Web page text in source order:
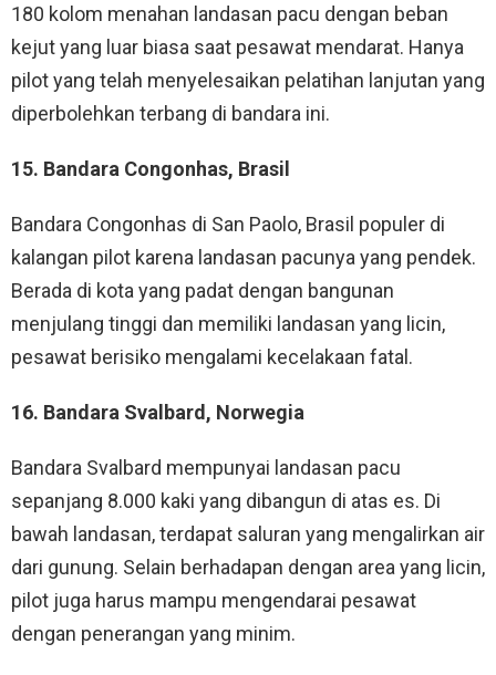
180 kolom menahan landasan pacu dengan beban
kejut yang luar biasa saat pesawat mendarat. Hanya
pilot yang telah menyelesaikan pelatihan lanjutan yang
diperbolehkan terbang di bandara ini.
15. Bandara Congonhas, Brasil
Bandara Congonhas di San Paolo, Brasil populer di
kalangan pilot karena landasan pacunya yang pendek.
Berada di kota yang padat dengan bangunan
menjulang tinggi dan memiliki landasan yang licin,
pesawat berisiko mengalami kecelakaan fatal.
16. Bandara Svalbard, Norwegia
Bandara Svalbard mempunyai landasan pacu
sepanjang 8.000 kaki yang dibangun di atas es. Di
bawah landasan, terdapat saluran yang mengalirkan air
dari gunung. Selain berhadapan dengan area yang licin,
pilot juga harus mampu mengendarai pesawat
dengan penerangan yang minim.